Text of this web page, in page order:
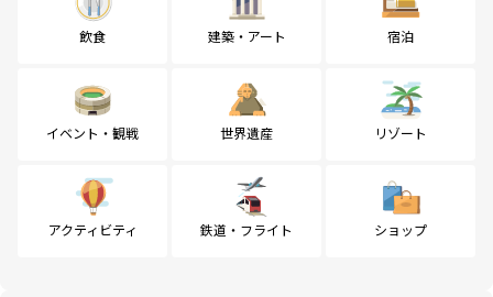
飲食 建築・アート 宿泊
イベント・観戦 世界遺産 リゾート
アクティビティ 鉄道・フライト ショップ